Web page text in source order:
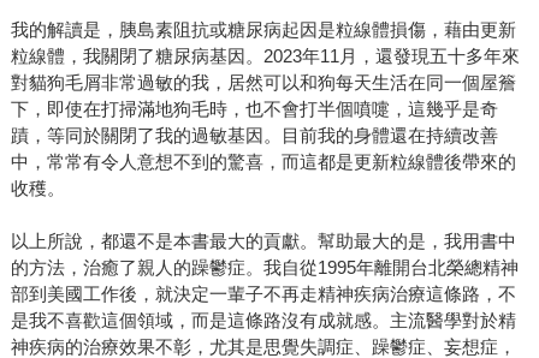
我的解讀是，胰島素阻抗或糖尿病起因是粒線體損傷，藉由更新
粒線體，我關閉了糖尿病基因。2023年11月，還發現五十多年來
對貓狗毛屑非常過敏的我，居然可以和狗每天生活在同一個屋簷
下，即使在打掃滿地狗毛時，也不會打半個噴嚏，這幾乎是奇
蹟，等同於關閉了我的過敏基因。目前我的身體還在持續改善
中，常常有令人意想不到的驚喜，而這都是更新粒線體後帶來的
收穫。
以上所說，都還不是本書最大的貢獻。幫助最大的是，我用書中
的方法，治癒了親人的躁鬱症。我自從1995年離開台北榮總精神
部到美國工作後，就決定一輩子不再走精神疾病治療這條路，不
是我不喜歡這個領域，而是這條路沒有成就感。主流醫學對於精
神疾病的治療效果不彰，尤其是思覺失調症、躁鬱症、妄想症，